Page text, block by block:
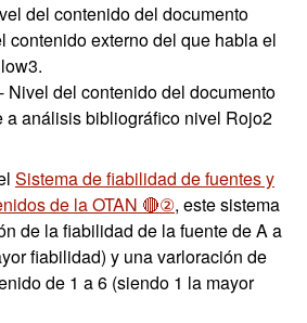
del contenido del documento
contenido externo del que habla el
del contenido del documento
a análisis bibliográfico nivel Rojo2
Sistema de fiabilidad de fuentes y
de la OTAN 🔴②, este sistema
de la fiabilidad de la fuente de A a
fiabilidad) y una varloración de
de 1 a 6 (siendo 1 la mayor